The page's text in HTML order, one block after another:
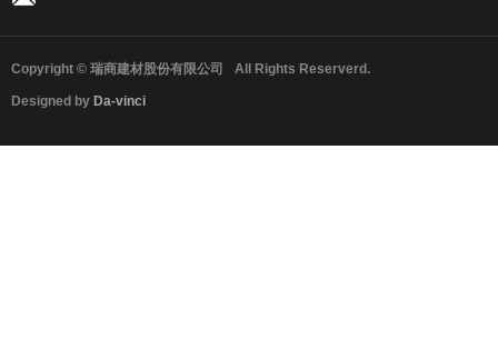
Copyright © 瑞商建材股份有限公司 All Rights Reserverd.
Designed by Da-vinci